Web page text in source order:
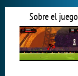
Sobre el juego